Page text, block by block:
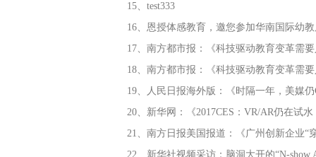
15、test333
16、恩授体感教育，邀您参加华南国际幼
17、南方都市报：《科技驱动教育变革需
18、南方都市报：《科技驱动教育变革需
19、人民日报海外版：《时隔一年，美媒
20、新华网：《2017CES：VR/AR仍在试
21、南方日报美国报道：《广州创新企业“
22、新华社视频采访：脑洞大开的“N-show